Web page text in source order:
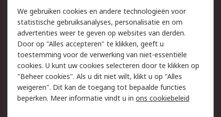
Track & Trace
Wettelijk
Cookiebeleid
Email veiligheid
Privacybeleid
Websitevoorwaarden
Algemene
verkoopvoorwaarden
We gebruiken cookies en andere technologieën voor
statistische gebruiksanalyses, personalisatie en om
advertenties weer te geven op websites van derden.
Door op "Alles accepteren" te klikken, geeft u
toestemming voor de verwerking van niet-essentiële
cookies. U kunt uw cookies selecteren door te klikken op
"Beheer cookies". Als u dit niet wilt, klikt u op "Alles
weigeren". Dit kan de toegang tot bepaalde functies
beperken. Meer informatie vindt u in ons cookiebeleid